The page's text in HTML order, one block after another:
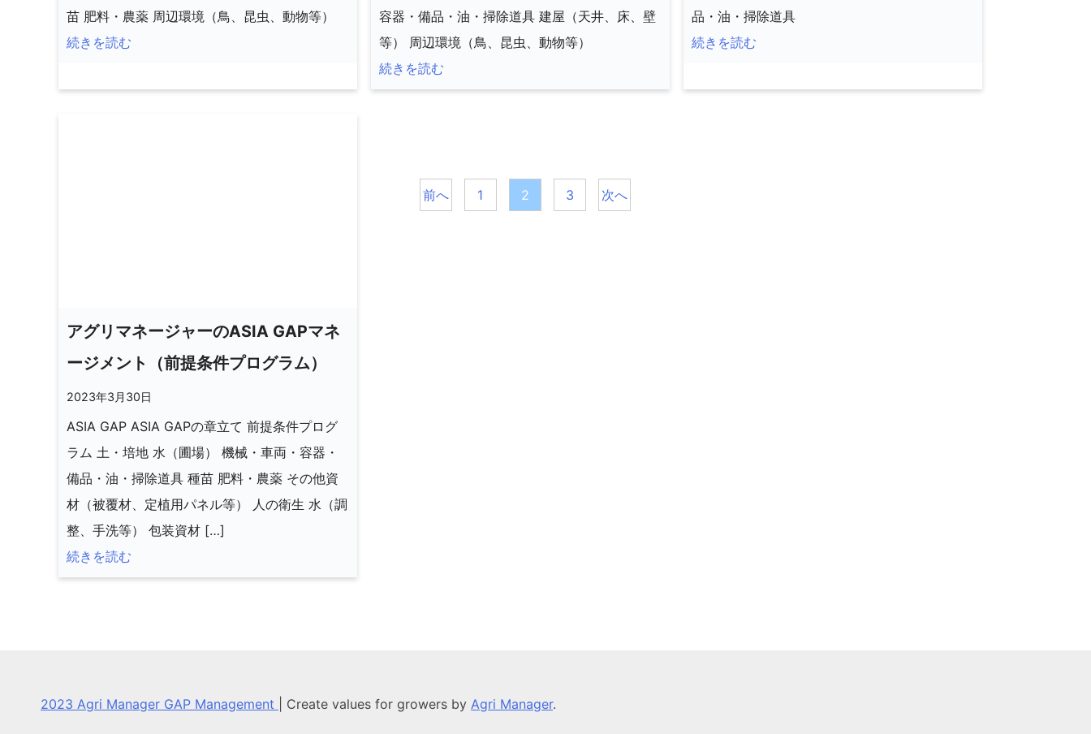
苗 肥料・農薬 周辺環境（鳥、昆虫、動物等）
続きを読む
容器・備品・油・掃除道具 建屋（天井、床、壁
等） 周辺環境（鳥、昆虫、動物等）
続きを読む
品・油・掃除道具
続きを読む
アグリマネージャーのASIA GAPマネ
ージメント（前提条件プログラム）
2023年3月30日
ASIA GAP ASIA GAPの章立て 前提条件プログ
ラム 土・培地 水（圃場） 機械・車両・容器・
備品・油・掃除道具 種苗 肥料・農薬 その他資
材（被覆材、定植用パネル等） 人の衛生 水（調
整、手洗等） 包装資材 […]
続きを読む
投
稿
前へ 1 2 3 次へ
2023 Agri Manager GAP Management Create values for growers by Agri Manager.